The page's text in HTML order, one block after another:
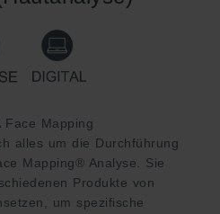
Face Mapping
alles um die Durchführung
Mapping® Analyse. Sie
Produkte von
um spezifische